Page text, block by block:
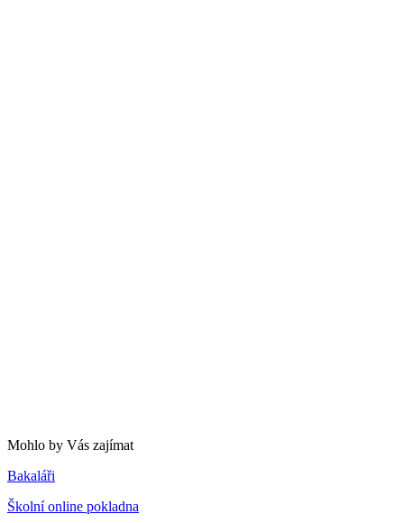
Mohlo by Vás zajímat
Bakaláři
Školní online pokladna